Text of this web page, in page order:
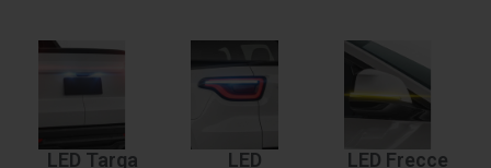
LED Targa
LED
LED Frecce